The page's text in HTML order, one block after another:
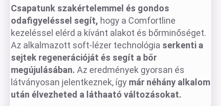
Csapatunk szakértelemmel és gondos
odafigyeléssel segít, hogy a Comfortline
kezeléssel elérd a kívánt alakot és bőrminőséget.
Az alkalmazott soft-lézer technológia serkenti a
sejtek regenerációját és segít a bőr
megújulásában. Az eredmények gyorsan és
látványosan jelentkeznek, így már néhány alkalom
után élvezheted a láthaató változásokat.